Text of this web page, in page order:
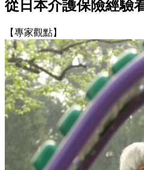
從日本介護保險經驗
【專家觀點】